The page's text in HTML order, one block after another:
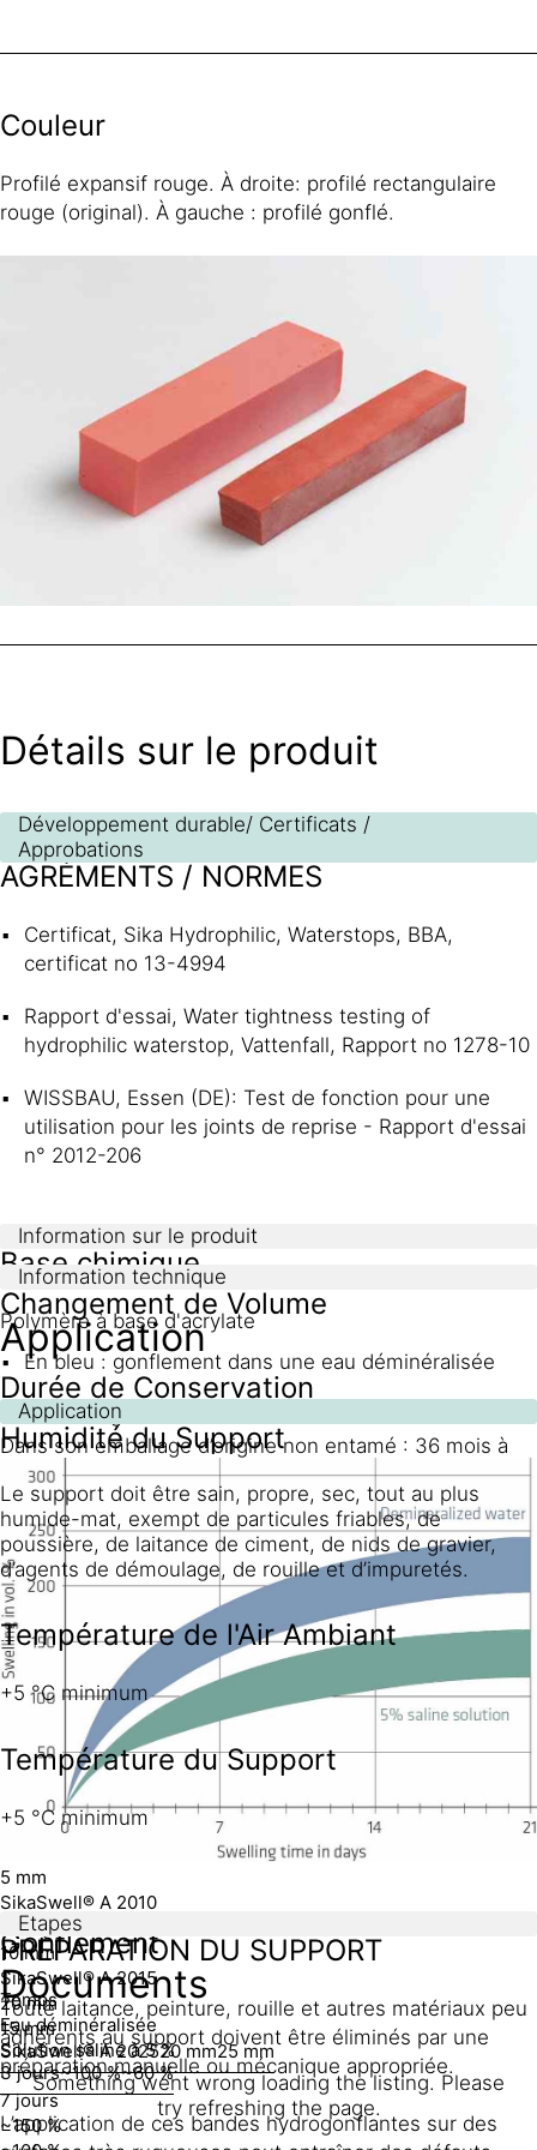
Couleur
Profilé expansif rouge. À droite: profilé rectangulaire
rouge (original). À gauche : profilé gonflé.
Détails sur le produit
Développement durable/ Certificats /
Approbations
AGRÉMENTS / NORMES
Certificat, Sika Hydrophilic, Waterstops, BBA,
certificat no 13-4994
Rapport d'essai, Water tightness testing of
hydrophilic waterstop, Vattenfall, Rapport no 1278-10
WISSBAU, Essen (DE): Test de fonction pour une
utilisation pour les joints de reprise - Rapport d'essai
n° 2012-206
Information sur le produit
Base chimique
Polymère à base d'acrylate
Durée de Conservation
Dans son emballage d’origine non entamé : 36 mois à
partir de la date de production.
Conditions de Stockage
Stocker à des températures comprises entre +5°C et
+35°C. Entreposer au sec. Protéger des rayons UV.
Dimensions
Type
Largeur
Épaisseur
SikaSwell® A 2005
5 mm
SikaSwell® A 2010
20 mm
10 mm
SikaSwell® A 2015
20 mm
15 mm
SikaSwell® A 202520 mm25 mm
Information technique
Changement de Volume
En bleu : gonflement dans une eau déminéralisée
En vert : gonflement dans une eau saline à 5%
Gonflement
Temps
Eau déminéralisée
Solution saline à 5 %
3 jours~100 %~60 %
7 jours
~150 %
Application
Application
Humidité du Support
Le support doit être sain, propre, sec, tout au plus
humide-mat, exempt de particules friables, de
poussière, de laitance de ciment, de nids de gravier,
d’agents de démoulage, de rouille et d’impuretés.
Température de l'Air Ambiant
+5 °C minimum
Température du Support
+5 °C minimum
Etapes
PRÉPARATION DU SUPPORT
Toute laitance, peinture, rouille et autres matériaux peu
adhérents au support doivent être éliminés par une
préparation manuelle ou mécanique appropriée.
L’application de ces bandes hydrogonflantes sur des
Documents
Something went wrong loading the listing. Please
try refreshing the page.